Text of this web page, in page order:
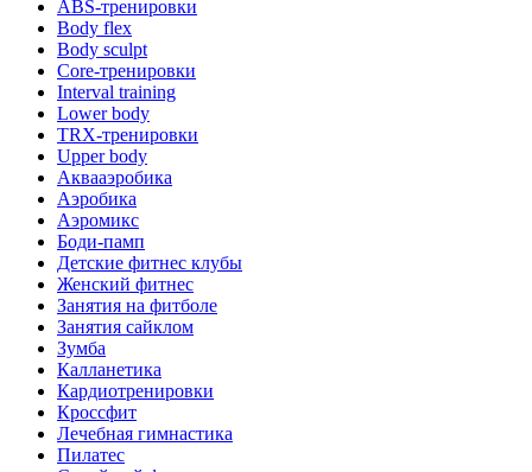
ABS-тренировки
Body flex
Body sculpt
Core-тренировки
Interval training
Lower body
TRX-тренировки
Upper body
Аквааэробика
Аэробика
Аэромикс
Боди-памп
Детские фитнес клубы
Женский фитнес
Занятия на фитболе
Занятия сайклом
Зумба
Калланетика
Кардиотренировки
Кроссфит
Лечебная гимнастика
Пилатес